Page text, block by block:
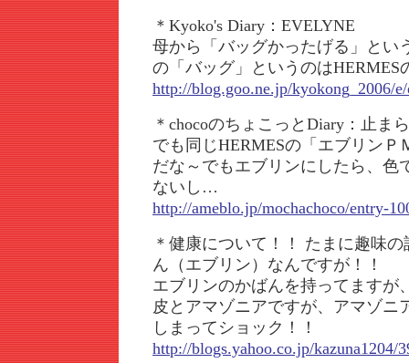
＊Kyoko's Diary：EVELYNE
母から「バッグかったげる」とい
の「バッグ」というのはHERMES
http://blog.goo.ne.jp/kyokong_2006/
＊chocoのちょこっとDiary：止ま
でも同じHERMESの「エブリンＰ
だな～でもエブリンにしたら、色
ないし…
http://ameblo.jp/mochachoco/entry-
＊健康について！！ たまに趣味
ん（エブリン）なんですが！！
エブリンのかばんを持ってますが
皮とアマゾニアですが、アマゾニ
しまってショック！！
http://blogs.yahoo.co.jp/kazuna1204/